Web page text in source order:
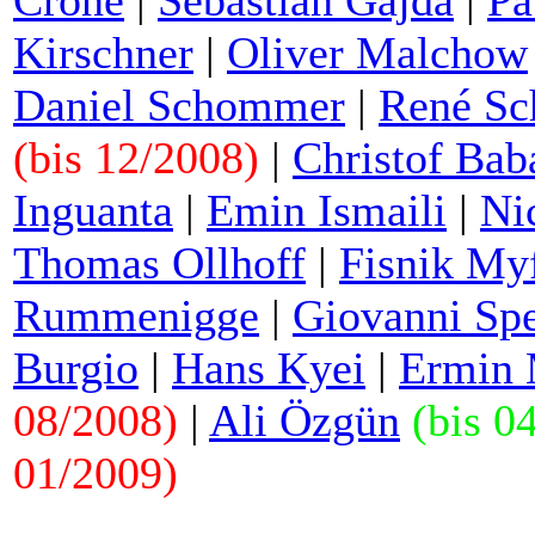
Kirschner | Oliver Malchow
Daniel Schommer | René
(bis 12/2008) | Christof
Inguanta | Emin Ismaili |
Thomas Ollhoff | Fisnik
Rummenigge | Giovanni
Burgio | Hans Kyei | Ermin
08/2008) | Ali Özgün (bis
01/2009)